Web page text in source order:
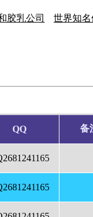
胶乳公司 世界知名
QQ 备